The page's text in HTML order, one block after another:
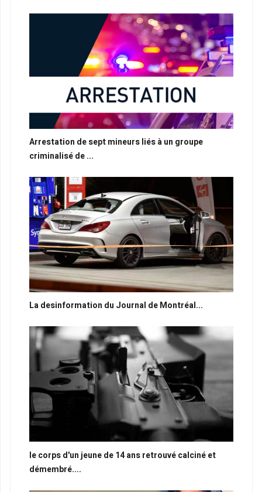
Arrestation de sept mineurs liés à un groupe
criminalisé de ...
La desinformation du Journal de Montréal...
le corps d'un jeune de 14 ans retrouvé calciné et
démembré....